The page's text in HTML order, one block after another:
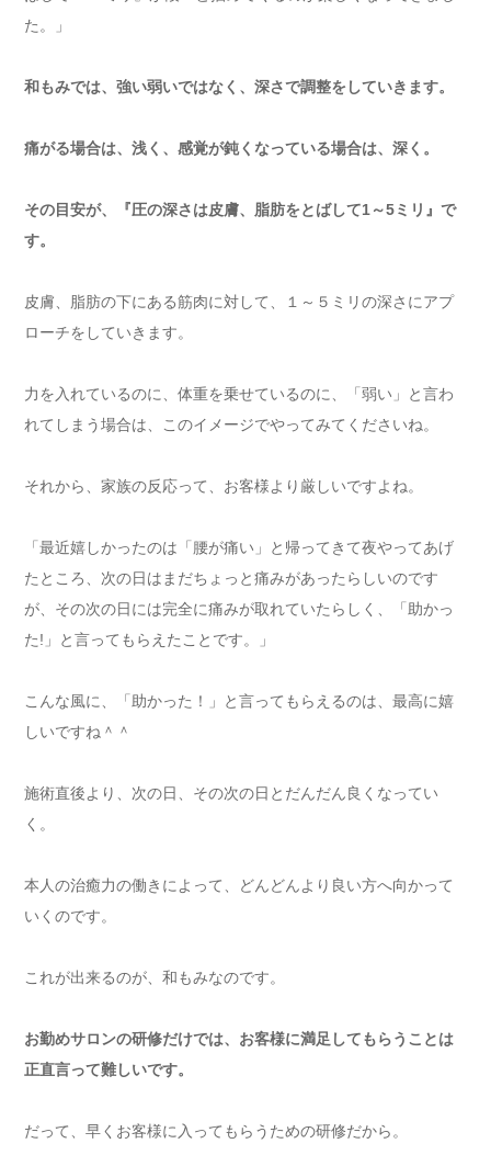
た。」
和もみでは、強い弱いではなく、深さで調整をしていきます。
痛がる場合は、浅く、感覚が鈍くなっている場合は、深く。
その目安が、『圧の深さは皮膚、脂肪をとばして1～5ミリ』で
す。
皮膚、脂肪の下にある筋肉に対して、１～５ミリの深さにアプ
ローチをしていきます。
力を入れているのに、体重を乗せているのに、「弱い」と言わ
れてしまう場合は、このイメージでやってみてくださいね。
それから、家族の反応って、お客様より厳しいですよね。
「最近嬉しかったのは「腰が痛い」と帰ってきて夜やってあげ
たところ、次の日はまだちょっと痛みがあったらしいのです
が、その次の日には完全に痛みが取れていたらしく、「助かっ
た!」と言ってもらえたことです。」
こんな風に、「助かった！」と言ってもらえるのは、最高に嬉
しいですね＾＾
施術直後より、次の日、その次の日とだんだん良くなってい
く。
本人の治癒力の働きによって、どんどんより良い方へ向かって
いくのです。
これが出来るのが、和もみなのです。
お勤めサロンの研修だけでは、お客様に満足してもらうことは
正直言って難しいです。
だって、早くお客様に入ってもらうための研修だから。